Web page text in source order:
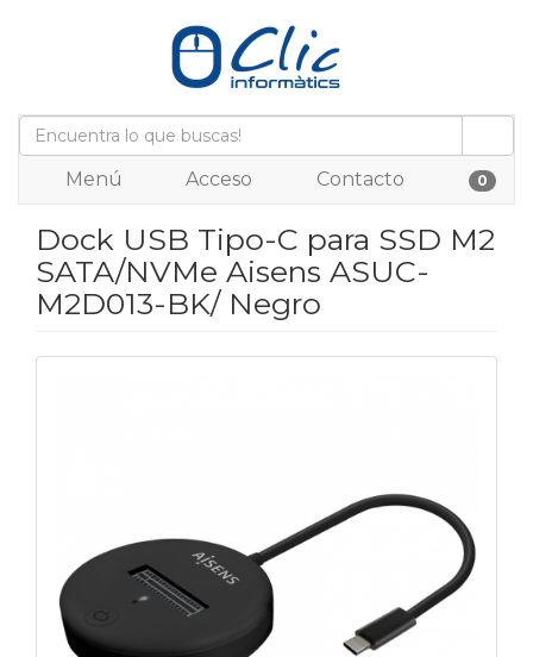
Menú Acceso Contacto 0
Dock USB Tipo-C para SSD M2
SATA/NVMe Aisens ASUC-
M2D013-BK/ Negro